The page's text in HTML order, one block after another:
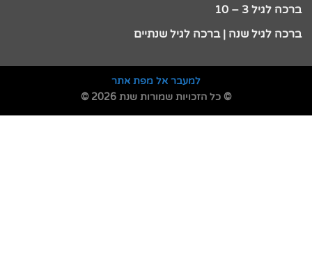
ברכה לגיל 3 – 10
ברכה לגיל שנה | ברכה לגיל שנתיים
למעבר אל מפת אתר
© כל הזכויות שמורות שנת 2026 ©